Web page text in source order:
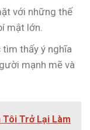
với những thế
mật lớn.
tìm thấy ý nghĩa
mạnh mẽ và
Trở Lại Làm